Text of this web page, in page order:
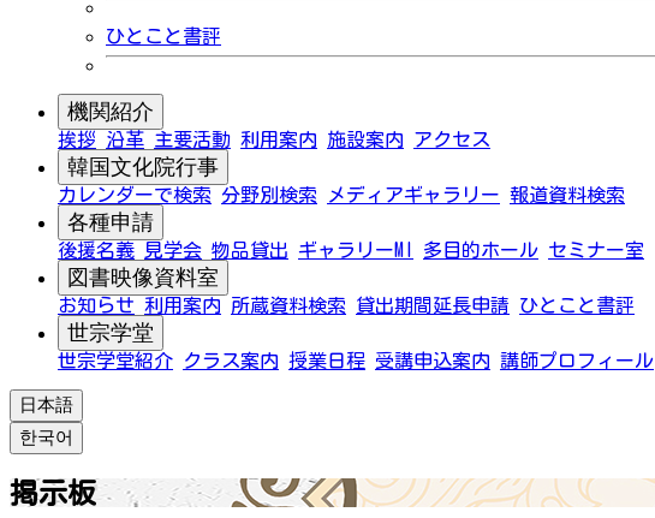
ひとこと書評
機関紹介
挨拶 沿革 主要活動 利用案内 施設案内 アクセス
韓国文化院行事
カレンダーで検索 分野別検索 メディアギャラリー 報道資料検索
各種申請
後援名義 見学会 物品貸出 ギャラリーMI 多目的ホール セミナー室
図書映像資料室
お知らせ 利用案内 所蔵資料検索 貸出期間延長申請 ひとこと書評
世宗学堂
世宗学堂紹介 クラス案内 授業日程 受講申込案内 講師プロフィール
日本語
한국어
掲示板